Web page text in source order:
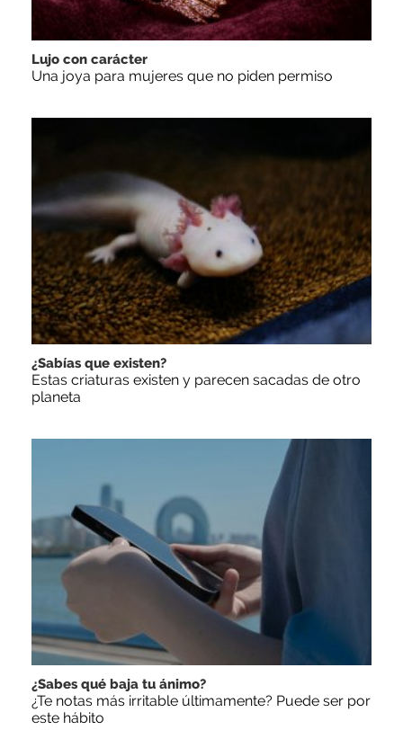
Lujo con carácter
Una joya para mujeres que no piden permiso
¿Sabías que existen?
Estas criaturas existen y parecen sacadas de otro
planeta
¿Sabes qué baja tu ánimo?
¿Te notas más irritable últimamente? Puede ser por
este hábito